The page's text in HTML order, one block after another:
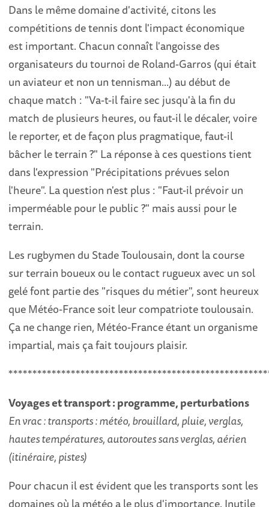
Dans le même domaine d'activité, citons les
compétitions de tennis dont l'impact économique
est important. Chacun connaît l'angoisse des
organisateurs du tournoi de Roland-Garros (qui était
un aviateur et non un tennisman...) au début de
chaque match : "Va-t-il faire sec jusqu'à la fin du
match de plusieurs heures, ou faut-il le décaler, voire
le reporter, et de façon plus pragmatique, faut-il
bâcher le terrain ?" La réponse à ces questions tient
dans l'expression "Précipitations prévues selon
l'heure". La question n'est plus : "Faut-il prévoir un
imperméable pour le public ?" mais aussi pour le
terrain.
Les rugbymen du Stade Toulousain, dont la course
sur terrain boueux ou le contact rugueux avec un sol
gelé font partie des "risques du métier", sont heureux
que Météo-France soit leur compatriote toulousain.
Ça ne change rien, Météo-France étant un organisme
impartial, mais ça fait toujours plaisir.
Voyages et transport : programme, perturbations
En vrac : transports : météo, brouillard, pluie, verglas,
hautes températures, autoroutes sans verglas, aérien
(itinéraire, pistes)
Pour chacun il est évident que les transports sont les
domaines où la météo a le plus d'importance. Inutile